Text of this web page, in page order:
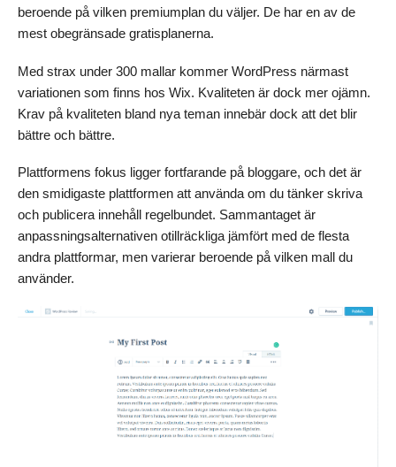
beroende på vilken premiumplan du väljer. De har en av de
mest obegränsade gratisplanerna.
Med strax under 300 mallar kommer WordPress närmast
variationen som finns hos Wix. Kvaliteten är dock mer ojämn.
Krav på kvaliteten bland nya teman innebär dock att det blir
bättre och bättre.
Plattformens fokus ligger fortfarande på bloggare, och det är
den smidigaste plattformen att använda om du tänker skriva
och publicera innehåll regelbundet. Sammantaget är
anpassningsalternativen otillräckliga jämfört med de flesta
andra plattformar, men varierar beroende på vilken mall du
använder.